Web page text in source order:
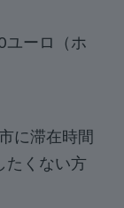
ーロ（ホ
に滞在時間
たくない方